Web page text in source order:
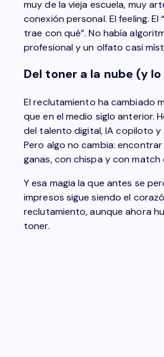
muy de la vieja escuela, muy
conexión personal. El feeling.
trae con qué”. No había
profesional y un olfato casi
Del toner a la nube (y
El reclutamiento ha cambiado
que en el medio siglo anterior.
del talento digital, IA copiloto y
Pero algo no cambia:
ganas, con chispa y con match
Y esa magia la que antes se
impresos sigue siendo el
reclutamiento, aunque ahora
toner.